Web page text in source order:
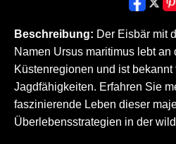
Beschreibung: Der Eisbär mit
Namen Ursus maritimus lebt an
Küstenregionen und ist bekannt
Jagdfähigkeiten. Erfahren Sie
faszinierende Leben dieser
Überlebensstrategien in der